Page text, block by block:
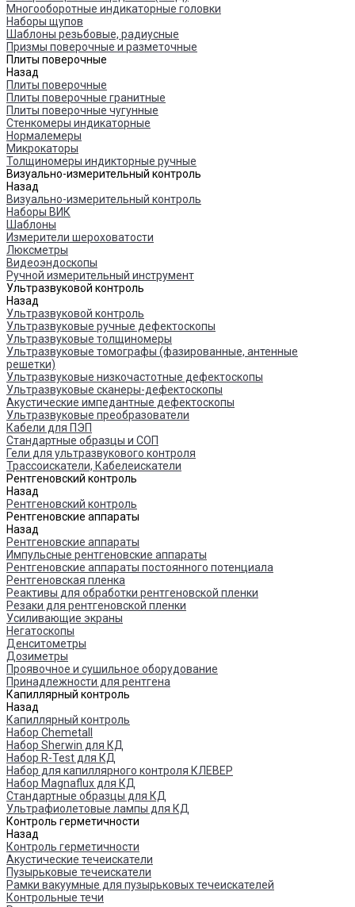
Многооборотные индикаторные головки
Наборы щупов
Шаблоны резьбовые, радиусные
Призмы поверочные и разметочные
Плиты поверочные
Назад
Плиты поверочные
Плиты поверочные гранитные
Плиты поверочные чугунные
Стенкомеры индикаторные
Нормалемеры
Микрокаторы
Толщиномеры индикторные ручные
Визуально-измерительный контроль
Назад
Визуально-измерительный контроль
Наборы ВИК
Шаблоны
Измерители шероховатости
Люксметры
Видеоэндоскопы
Ручной измерительный инструмент
Ультразвуковой контроль
Назад
Ультразвуковой контроль
Ультразвуковые ручные дефектоскопы
Ультразвуковые толщиномеры
Ультразвуковые томографы (фазированные, антенные
решетки)
Ультразвуковые низкочастотные дефектоскопы
Ультразвуковые сканеры-дефектоскопы
Акустические импедантные дефектоскопы
Ультразвуковые преобразователи
Кабели для ПЭП
Стандартные образцы и СОП
Гели для ультразвукового контроля
Трассоискатели, Кабелеискатели
Рентгеновский контроль
Назад
Рентгеновский контроль
Рентгеновские аппараты
Назад
Рентгеновские аппараты
Импульсные рентгеновские аппараты
Рентгеновские аппараты постоянного потенциала
Рентгеновская пленка
Реактивы для обработки рентгеновской пленки
Резаки для рентгеновской пленки
Усиливающие экраны
Негатоскопы
Денситометры
Дозиметры
Проявочное и сушильное оборудование
Принадлежности для рентгена
Капиллярный контроль
Назад
Капиллярный контроль
Набор Chemetall
Набор Sherwin для КД
Набор R-Test для КД
Набор для капиллярного контроля КЛЕВЕР
Набор Magnaflux для КД
Стандартные образцы для КД
Ультрафиолетовые лампы для КД
Контроль герметичности
Назад
Контроль герметичности
Акустические течеискатели
Пузырьковые течеискатели
Рамки вакуумные для пузырьковых течеискателей
Контрольные течи